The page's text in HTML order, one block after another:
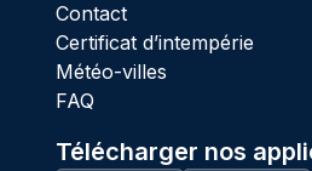
Contact
Certificat d’intempérie
Météo-villes
FAQ
Télécharger nos